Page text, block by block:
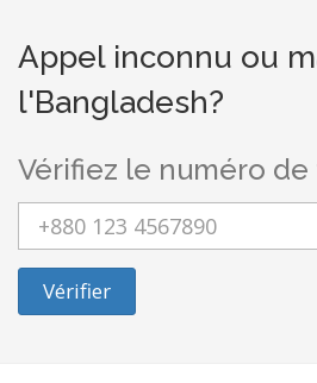
Appel inconnu ou
l'Bangladesh?
Vérifiez le numéro
Vérifier